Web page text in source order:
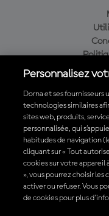
© 2026 MotoGP Sports
Toutes les marques
respectifs.
Personnalisez
Dorna et ses fournisseurs
technologies similaires
sites web, produits,
personnalisée, qui
habitudes de navigation
cliquant sur « Tout
cookies sur votre appareil
», vous pourrez choisir
activer ou refuser. Vous
de cookies pour plus